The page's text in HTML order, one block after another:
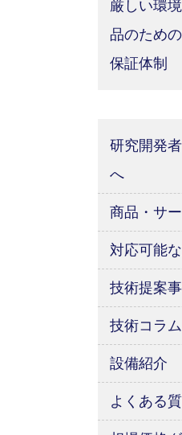
厳しい環
品のため
保証体制
研究開発
へ
商品・サ
対応可能
技術提案
技術コラム
設備紹介
よくある